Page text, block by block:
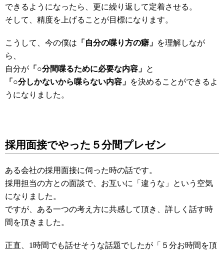
できるようになったら、更に繰り返して定着させる。
そして、精度を上げることが目標になります。
こうして、今の僕は 「自分の喋り方の癖」 を理解しなが
ら、
自分が 「○分間喋るために必要な内容」 と
「○分しかないから喋らない内容」 を決めることができるよ
うになりました。
採用面接でやった５分間プレゼン
ある会社の採用面接に伺った時の話です。
採用担当の方との面談で、お互いに「違うな」という空気
になりました。
ですが、ある一つの考え方に共感して頂き、詳しく話す時
間を頂きました。
正直、1時間でも話せそうな話題でしたが「５分お時間を頂